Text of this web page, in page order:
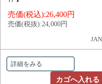
売価(税込):26,400円
売価(税抜):24,000円
詳細をみる
カゴへ入れる